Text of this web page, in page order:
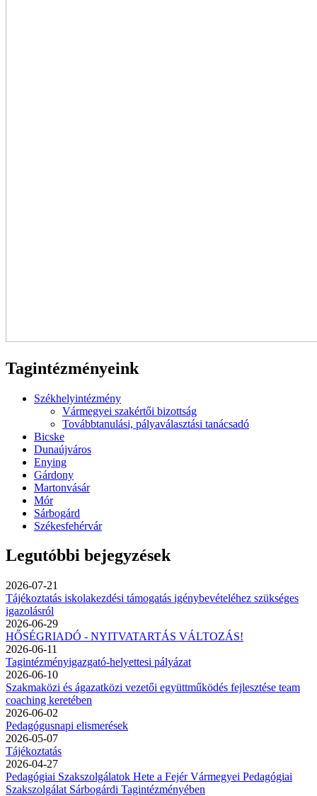
Tagintézményeink
Székhelyintézmény
Vármegyei szakértői bizottság
Továbbtanulási, pályaválasztási tanácsadó
Bicske
Dunaújváros
Enying
Gárdony
Martonvásár
Mór
Sárbogárd
Székesfehérvár
Legutóbbi bejegyzések
2026-07-21
Tájékoztatás iskolakezdési támogatás igénybevételéhez szükséges
igazolásról
2026-06-29
HŐSÉGRIADÓ - NYITVATARTÁS VÁLTOZÁS!
2026-06-11
Tagintézményigazgató-helyettesi pályázat
2026-06-10
Szakmaközi és ágazatközi vezetői együttműködés fejlesztése team
coaching keretében
2026-06-02
Pedagógusnapi elismerések
2026-05-07
Tájékoztatás
2026-04-27
Pedagógiai Szakszolgálatok Hete a Fejér Vármegyei Pedagógiai
Szakszolgálat Sárbogárdi Tagintézményében